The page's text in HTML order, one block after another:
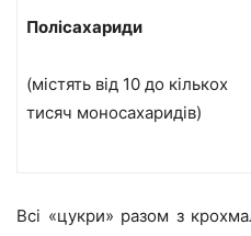
Полісахариди
(містять від 10 до кількох
тисяч моносахаридів)
Всі «цукри» разом з